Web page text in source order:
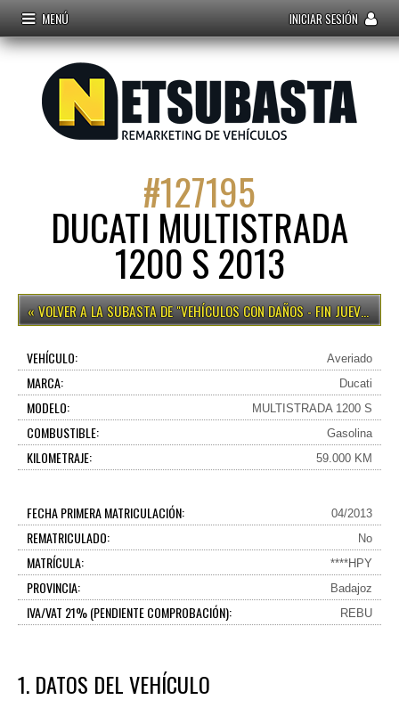
MENÚ INICIAR SESIÓN
#127195
DUCATI MULTISTRADA
1200 S 2013
VEHÍCULOS CON DAÑOS - FIN JUEVES 12H
VEHÍCULO: Averiado
MARCA: Ducati
MODELO: MULTISTRADA 1200 S
COMBUSTIBLE: Gasolina
KILOMETRAJE: 59.000 KM
FECHA PRIMERA MATRICULACIÓN: 04/2013
REMATRICULADO: No
MATRÍCULA: ****HPY
PROVINCIA: Badajoz
IVA/VAT 21% (PENDIENTE COMPROBACIÓN): REBU
1. DATOS DEL VEHÍCULO